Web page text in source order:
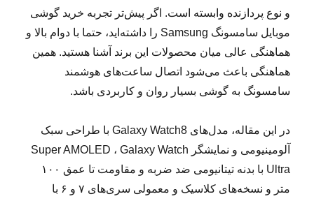
و نوع پردازنده وابسته است. اگر پیش‌تر تجربه خرید گوشی
موبایل سامسونگ Samsung را داشته‌اید، حتما با دوام بالا و
هماهنگی عالی میان محصولات این برند آشنا هستید. همین
هماهنگی باعث می‌شود اتصال ساعت‌های هوشمند
سامسونگ به گوشی بسیار روان و کاربردی باشد.
در این مقاله، مدل‌های Galaxy Watch8 با طراحی سبک
آلومینیومی و نمایشگر Super AMOLED ، Galaxy Watch
Ultra با بدنه تیتانیومی ضد ضربه و مقاومت تا عمق ۱۰۰
متر و نسخه‌های کلاسیک و معمولی سری‌های ۷ و ۶ با